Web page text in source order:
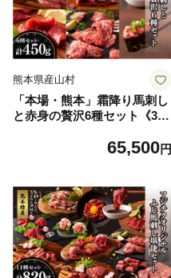
熊本県産山村
「本場・熊本」霜降り馬刺し
と赤身の贅沢6種セット《30
65,500円